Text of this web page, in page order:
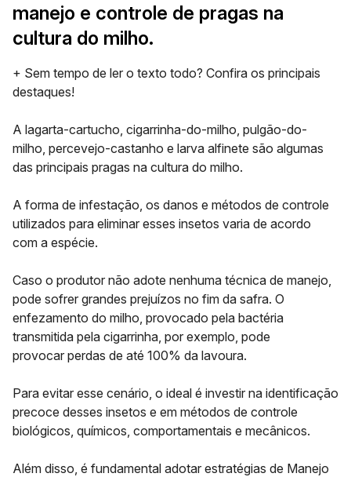
manejo e controle de pragas na
cultura do milho.
+ Sem tempo de ler o texto todo? Confira os principais
destaques!
A lagarta-cartucho, cigarrinha-do-milho, pulgão-do-
milho, percevejo-castanho e larva alfinete são algumas
das principais pragas na cultura do milho.
A forma de infestação, os danos e métodos de controle
utilizados para eliminar esses insetos varia de acordo
com a espécie.
Caso o produtor não adote nenhuma técnica de manejo,
pode sofrer grandes prejuízos no fim da safra. O
enfezamento do milho, provocado pela bactéria
transmitida pela cigarrinha, por exemplo, pode
provocar perdas de até 100% da lavoura.
Para evitar esse cenário, o ideal é investir na identificação
precoce desses insetos e em métodos de controle
biológicos, químicos, comportamentais e mecânicos.
Além disso, é fundamental adotar estratégias de Manejo